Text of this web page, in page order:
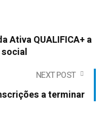
Ativa QUALIFICA+ a
NEXT POST
a terminar